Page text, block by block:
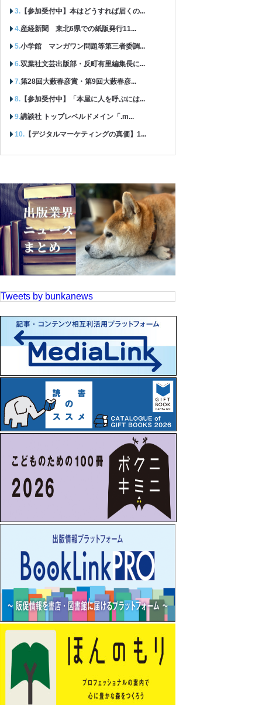
【参加受付中】本はどうすれば届くの...
産経新聞 東北6県での紙版発行11...
小学館 マンガワン問題等第三者委調...
双葉社文芸出版部・反町有里編集長に...
第28回大藪春彦賞・第9回大藪春彦...
【参加受付中】「本屋に人を呼ぶには...
講談社 トップレベルドメイン「.m...
【デジタルマーケティングの真価】1...
Tweets by bunkanews